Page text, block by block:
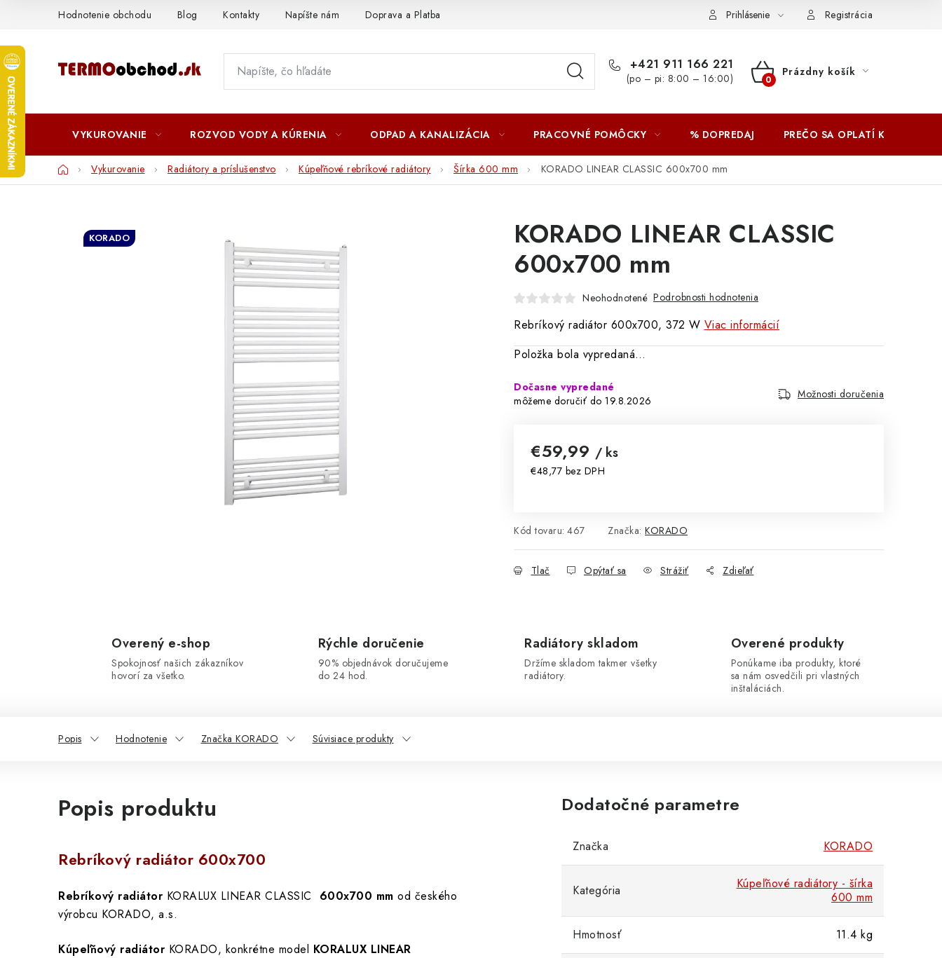
Hodnotenie obchodu Blog Kontakty Napíšte nám Doprava a Platba Prihlásenie Registrácia
+421 911 166 221
(po – pi: 8:00 – 16:00)
NÁKUPNÝ
Prázdny košík
VYKUROVANIE ROZVOD VODY A KÚRENIA ODPAD A KANALIZÁCIA PRACOVNÉ POMÔCKY % DOPREDAJ PREČO SA OPLATÍ KUPOVAŤ
DomovVykurovanie Radiátory a príslušenstvo Kúpeľňové rebríkové radiátory Šírka 600 mm KORADO LINEAR CLASSIC 600x700 mm
KORADO LINEAR CLASSIC
600x700 mm
Neohodnotené Podrobnosti hodnotenia
Rebríkový radiátor 600x700, 372 W Viac informácií
Položka bola vypredaná…
Dočasne vypredané
19.8.2026
Možnosti doručenia
€59,99 / ks
€48,77 bez DPH
Kód tovaru: 467 Značka: KORADO
Tlač Opýtať sa Strážiť Zdieľať
KORADO
Overený e-shop
Spokojnosť našich zákazníkov
hovorí za všetko.
Rýchle doručenie
90% objednávok doručujeme
do 24 hod.
Radiátory skladom
Držíme skladom takmer všetky
radiátory.
Overené produkty
Ponúkame iba produkty, ktoré
sa nám osvedčili pri vlastných
inštaláciách.
Popis Hodnotenie Značka KORADO Súvisiace produkty
Popis produktu
Rebríkový radiátor 600x700
Rebríkový radiátor KORALUX LINEAR CLASSIC 600x700 mm od českého
výrobcu KORADO, a.s.
Kúpeľňový radiátor KORADO, konkrétne model KORALUX LINEAR
Dodatočné parametre
Značka KORADO
Kategória
Kúpeľňové radiátory - šírka
600 mm
Hmotnosť 11.4 kg